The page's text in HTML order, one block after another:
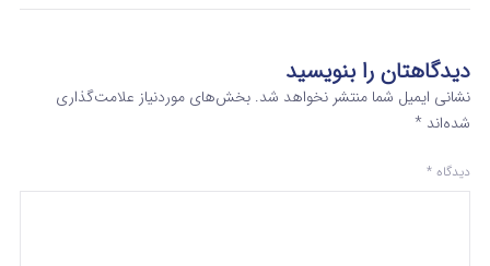
دیدگاهتان را بنویسید
نشانی ایمیل شما منتشر نخواهد شد. بخش‌های موردنیاز علامت‌گذاری
شده‌اند *
دیدگاه *